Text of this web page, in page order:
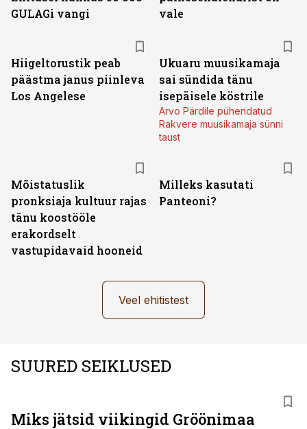
GULAGi vangi
vale
Hiigeltorustik peab
päästma janus piinleva
Los Angelese
Ukuaru muusikamaja
sai sündida tänu
isepäisele köstrile
Arvo Pärdile pühendatud
Rakvere muusikamaja sünni
taust
Mõistatuslik
pronksiaja kultuur rajas
tänu koostööle
erakordselt
vastupidavaid hooneid
Milleks kasutati
Panteoni?
Veel ehitistest
SUURED SEIKLUSED
Miks jätsid viikingid Gröönimaa